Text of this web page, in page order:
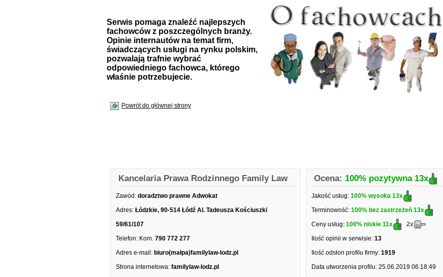
Serwis pomaga znaleźć najlepszych
fachowców z poszczególnych branży.
Opinie internautów na temat firm,
świadczących usługi na rynku polskim,
pozwalają trafnie wybrać
odpowiedniego fachowca, którego
właśnie potrzebujecie.
Powrót do głównej strony
Kancelaria Prawa Rodzinnego Family Law
Zawód: doradztwo prawne Adwokat
Adres: Łódzkie, 90-514 Łódź Al. Tadeusza Kościuszki
59/61/107
Telefon: Kom. 790 772 277
Adres e-mail: biuro(małpa)familylaw-lodz.pl
Strona internetowa: familylaw-lodz.pl
Ocena: 100% pozytywna 13x
Jakość usług: 100% wysoka 13x
Terminowość: 100% bez zastrzeżeń 13x
Ceny usług: 100% niskie 11x
2x
Ilość opinii w serwisie: 13
Ilość odsłon profilu firmy: 1919
Data utworzenia profilu: 25.06.2019 06:18:49